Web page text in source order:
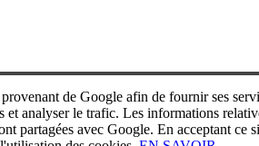
de Google afin de fournir ses
et analyser le trafic. Les informations
partagées avec Google. En acceptant ce